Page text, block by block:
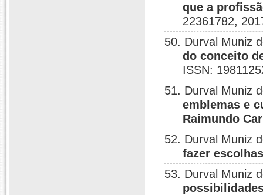
que a
22361782,
50. Durval Muniz
do conceito
ISSN:
51. Durval Muniz
emblemas e
Raimundo
52. Durval Muniz
fazer
53. Durval Muniz